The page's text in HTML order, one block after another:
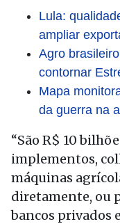
Lula:
ampliar
Agro
contornar
Mapa
da guerra na
“São R$ 10
implementos,
máquinas
diretamente, ou
bancos privados